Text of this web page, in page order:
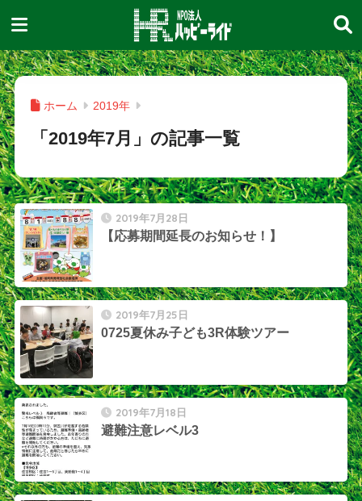
ホーム 2019年
「2019年7月」の記事一覧
2019年7月28日
【応募期間延長のお知らせ！】
2019年7月25日
0725夏休み子ども3R体験ツアー
2019年7月18日
避難注意レベル3